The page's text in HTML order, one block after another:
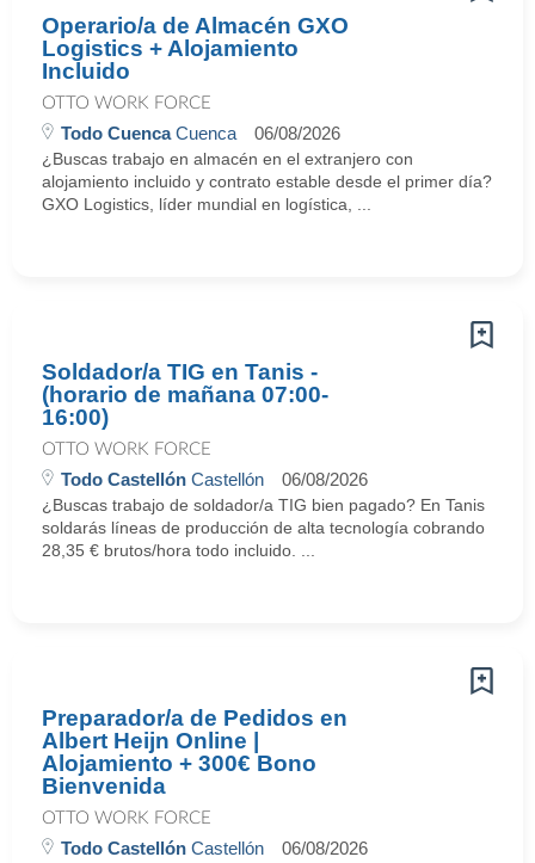
Operario/a de Almacén GXO
Logistics + Alojamiento
Incluido
OTTO WORK FORCE
Todo CuencaCuenca 06/08/2026
¿Buscas trabajo en almacén en el extranjero con
alojamiento incluido y contrato estable desde el primer día?
GXO Logistics, líder mundial en logística, ...
Soldador/a TIG en Tanis -
(horario de mañana 07:00-
16:00)
OTTO WORK FORCE
Todo Castellón Castellón 06/08/2026
¿Buscas trabajo de soldador/a TIG bien pagado? En Tanis
soldarás líneas de producción de alta tecnología cobrando
28,35 € brutos/hora todo incluido. ...
Preparador/a de Pedidos en
Albert Heijn Online |
Alojamiento + 300€ Bono
Bienvenida
OTTO WORK FORCE
Todo Castellón Castellón 06/08/2026